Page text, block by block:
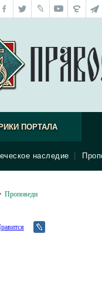
ПОРТАЛА
наследие
Проповеди